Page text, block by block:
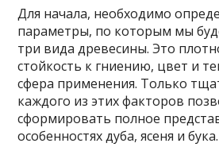
Для начала, необходимо
параметры, по которым мы
три вида древесины. Это
стойкость к гниению, цвет и
сфера применения. Только
каждого из этих факторов
сформировать полное
особенностях дуба, ясеня и бука.